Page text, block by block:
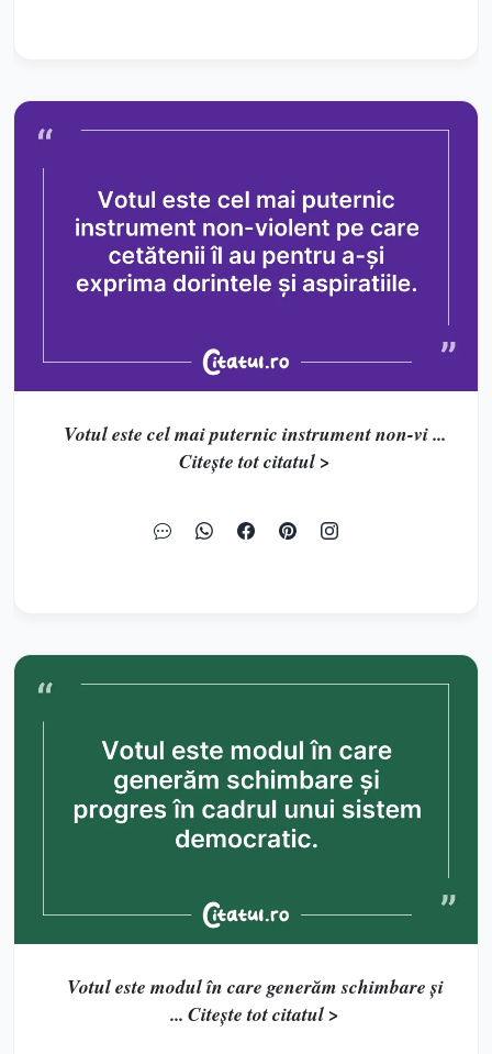
Votul este cel mai puternic instrument non-vi ...
Citește tot citatul >
Votul este modul în care generăm schimbare și
... Citește tot citatul >